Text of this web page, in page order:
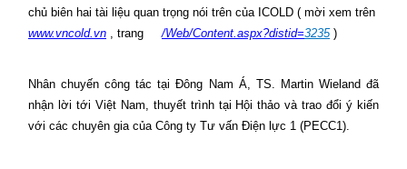
chủ biên hai tài liệu quan trọng nói trên của ICOLD ( mời xem trên
www.vncold.vn , trang /Web/Content.aspx?distid=3235)
Nhân chuyến công tác tại Đông Nam Á, TS. Martin Wieland đã
nhận lời tới Việt Nam, thuyết trình tại Hội thảo và trao đổi ý kiến
với các chuyên gia của Công ty Tư vấn Điện lực 1 (PECC1).